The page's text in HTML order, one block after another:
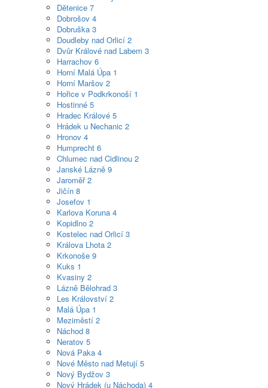
Dětenice 7
Dobrošov 4
Dobruška 3
Doudleby nad Orlicí 2
Dvůr Králové nad Labem 3
Harrachov 6
Horní Malá Úpa 1
Horní Maršov 2
Hořice v Podkrkonoší 1
Hostinné 5
Hradec Králové 5
Hrádek u Nechanic 2
Hronov 4
Humprecht 6
Chlumec nad Cidlinou 2
Janské Lázně 9
Jaroměř2
Jičín 8
Josefov 1
Karlova Koruna 4
Kopidlno 2
Kostelec nad Orlicí 3
Králova Lhota 2
Krkonoše 9
Kuks 1
Kvasiny 2
Lázně Bělohrad 3
Les Království 2
Malá Úpa 1
Meziměstí 2
Náchod 8
Neratov 5
Nová Paka 4
Nové Město nad Metují 5
Nový Bydžov 3
Nový Hrádek (u Náchoda) 4